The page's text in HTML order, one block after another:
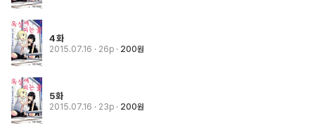
4화
2015.07.16 · 26p 200원
5화
2015.07.16 · 23p 200원